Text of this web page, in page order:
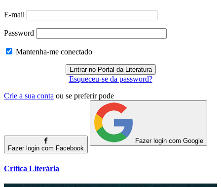
E-mail
Password
Mantenha-me conectado
Esqueceu-se da password?
Crie a sua conta ou se preferir pode
Fazer login com Facebook
Fazer login com Google
Crítica Literária